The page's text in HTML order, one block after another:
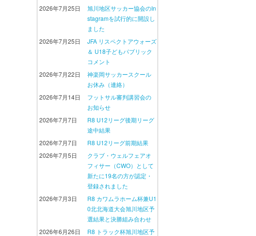
2026年7月25日
旭川地区サッカー協会のIn
stagramを試行的に開設し
ました
2026年7月25日
JFA リスペクトアウォーズ
＆ U18子どもパブリック
コメント
2026年7月22日
神楽岡サッカースクール
お休み（連絡）
2026年7月14日
フットサル審判講習会の
お知らせ
2026年7月7日
R8 U12リーグ後期リーグ
途中結果
2026年7月7日
R8 U12リーグ前期結果
2026年7月5日
クラブ・ウェルフェアオ
フィサー（CWO）として
新たに19名の方が認定・
登録されました
2026年7月3日
R8 カワムラホーム杯兼U1
0北北海道大会旭川地区予
選結果と決勝組み合わせ
2026年6月26日
R8 トラック杯旭川地区予